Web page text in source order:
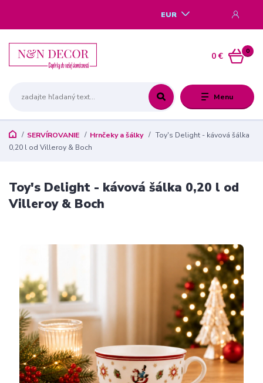
Menu
EUR
0
0 €
SERVÍROVANIE Hrnčeky a šálky
Toy's Delight - kávová šálka
0,20 l od Villeroy & Boch
Toy's Delight - kávová šálka 0,20 l od
Villeroy & Boch